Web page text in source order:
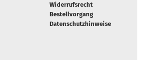
Widerrufsrecht
Bestellvorgang
Datenschutzhinweise